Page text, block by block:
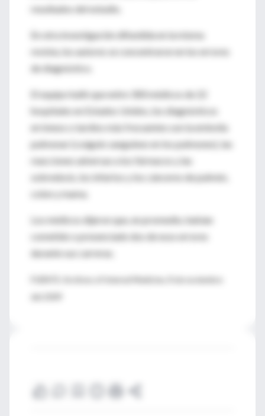
resultados del estudio.
En otra investigación difundida en la misma
revista, los autores se concentraron en los errores
de diagnóstico.
El equipo halló que entre 300 médicos de 22
hospitales en Estados Unidos, los diagnósticos
erróneos o tardíos más frecuentes son la embolia
pulmonar (coágulo sanguíneo en los pulmones), las
reacciones adversas a los fármacos y las
sobredosis, los infartos y los cánceres de pulmón,
colon y mama.
Los médicos dijeron que, en promedio, habían
cometido o presenciado dos de esos errores
durante sus carreras.